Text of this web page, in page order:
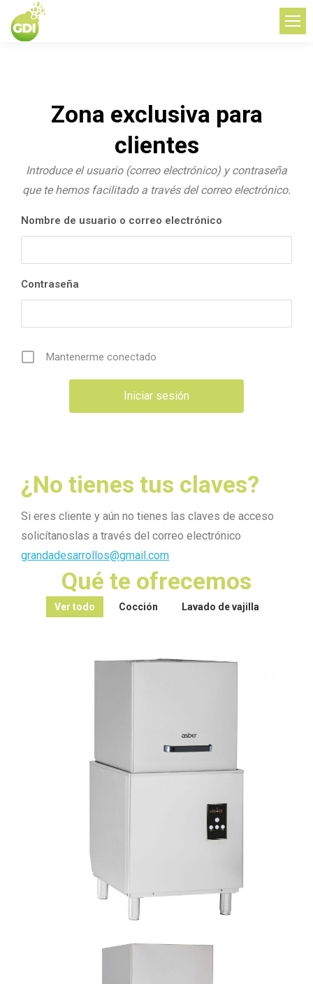
Zona exclusiva para
clientes
Introduce el usuario (correo electrónico) y contraseña
que te hemos facilitado a través del correo electrónico.
Nombre de usuario o correo electrónico
Contraseña
Mantenerme conectado
¿No tienes tus claves?
Si eres cliente y aún no tienes las claves de acceso
solicítanoslas a través del correo electrónico
grandadesarrollos@gmail.com
Qué te ofrecemos
Ver todo Cocción Lavado de vajilla